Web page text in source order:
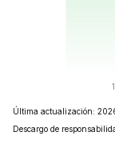
Última actualización:
Descargo de